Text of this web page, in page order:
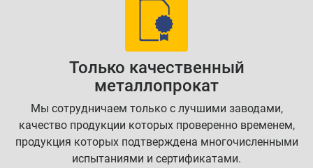
Только качественный
металлопрокат
Мы сотрудничаем только с лучшими заводами,
качество продукции которых проверенно временем,
продукция которых подтверждена многочисленными
испытаниями и сертификатами.